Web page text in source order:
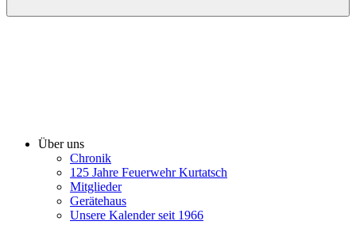
Über uns
Chronik
125 Jahre Feuerwehr Kurtatsch
Mitglieder
Gerätehaus
Unsere Kalender seit 1966